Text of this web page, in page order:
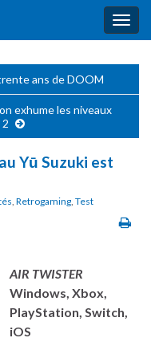
ans de DOOM
exhume les niveaux
Yū Suzuki est
, Retrogaming, Test
AIR TWISTER
Windows, Xbox,
PlayStation, Switch,
iOS